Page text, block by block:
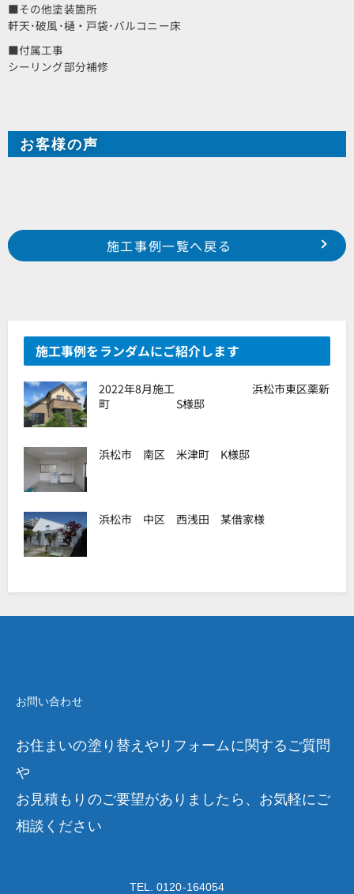
■その他塗装箇所
軒天･破風･樋・戸袋･バルコニー床
■付属工事
シーリング部分補修
お客様の声
Prev
浜松市 南区 白羽町 Y様邸施工事例一覧へ戻る
施工事例をランダムにご紹介します
2022年8月施工 浜松市東区薬新
町 S様邸
浜松市 南区 米津町 K様邸
浜松市 中区 西浅田 某借家様
お問い合わせ
お住まいの塗り替えやリフォームに関するご質問
や
お見積もりのご要望がありましたら、お気軽にご
相談ください
TEL. 0120-164054